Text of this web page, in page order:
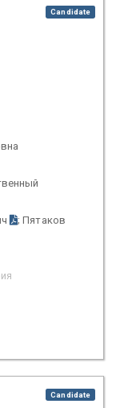
Candidate
; Пятаков
Candidate